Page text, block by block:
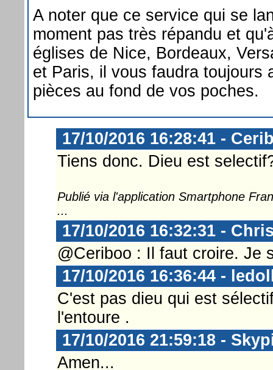
A noter que ce service qui se
moment pas très répandu et
églises de Nice, Bordeaux,
et Paris, il vous faudra toujours
pièces au fond de vos poches.
17/10/2016 16:28:41 -
Tiens donc. Dieu est
Publié via l'application Smartphone
...
17/10/2016 16:32:31 -
@Ceriboo : Il faut croire. Je
17/10/2016 16:36:44 -
C'est pas dieu qui est
l'entoure .
17/10/2016 21:59:18 -
Amen...